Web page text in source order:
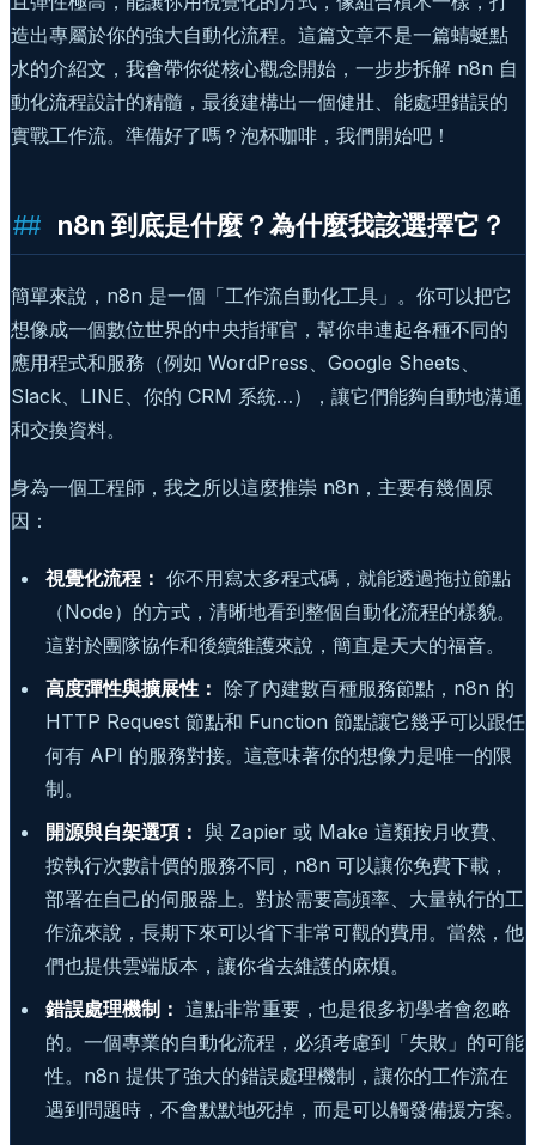
造出專屬於你的強大自動化流程。這篇文章不是一篇蜻蜓點
水的介紹文，我會帶你從核心觀念開始，一步步拆解 n8n 自
動化流程設計的精髓，最後建構出一個健壯、能處理錯誤的
實戰工作流。準備好了嗎？泡杯咖啡，我們開始吧！
n8n 到底是什麼？為什麼我該選擇它？
簡單來說，n8n 是一個「工作流自動化工具」。你可以把它
想像成一個數位世界的中央指揮官，幫你串連起各種不同的
應用程式和服務（例如 WordPress、Google Sheets、
Slack、LINE、你的 CRM 系統…），讓它們能夠自動地溝通
和交換資料。
身為一個工程師，我之所以這麼推崇 n8n，主要有幾個原
因：
視覺化流程： 你不用寫太多程式碼，就能透過拖拉節點
（Node）的方式，清晰地看到整個自動化流程的樣貌。
這對於團隊協作和後續維護來說，簡直是天大的福音。
高度彈性與擴展性： 除了內建數百種服務節點，n8n 的
HTTP Request 節點和 Function 節點讓它幾乎可以跟任
何有 API 的服務對接。這意味著你的想像力是唯一的限
制。
開源與自架選項： 與 Zapier 或 Make 這類按月收費、
按執行次數計價的服務不同，n8n 可以讓你免費下載，
部署在自己的伺服器上。對於需要高頻率、大量執行的工
作流來說，長期下來可以省下非常可觀的費用。當然，他
們也提供雲端版本，讓你省去維護的麻煩。
錯誤處理機制： 這點非常重要，也是很多初學者會忽略
的。一個專業的自動化流程，必須考慮到「失敗」的可能
性。n8n 提供了強大的錯誤處理機制，讓你的工作流在
遇到問題時，不會默默地死掉，而是可以觸發備援方案。